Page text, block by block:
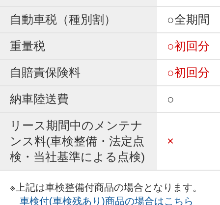
自動車税（種別割）
○全期間
重量税
○初回分
自賠責保険料
○初回分
納車陸送費
○
リース期間中のメンテナ
ンス料(車検整備・法定点
検・当社基準による点検)
×
※上記は車検整備付商品の場合となります。
車検付(車検残あり)商品の場合はこちら